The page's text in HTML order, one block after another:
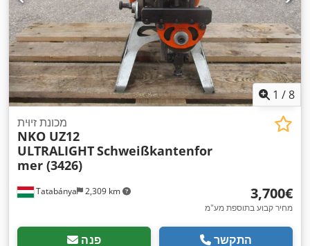
1 /8
Tatabánya 2,309 km
מכונת זיוּית
NKO UZ12
ULTRALIGHTSchweißkantenfor
mer (3426)
‏3,700 ‏€
מחיר קבוע בתוספת מע"מ
פנה התקשר